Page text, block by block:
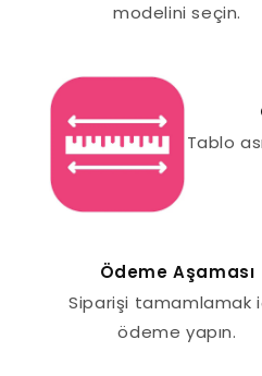
modelini seçin.
Tablo
Ödeme Aşaması
Siparişi tamamlamak
ödeme yapın.